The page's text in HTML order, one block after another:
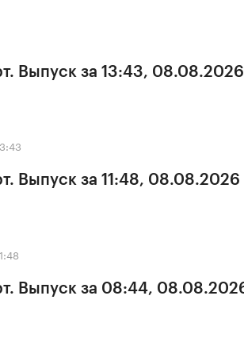
Выпуск за 13:43, 08.08.2026
Выпуск за 11:48, 08.08.2026
Выпуск за 08:44,